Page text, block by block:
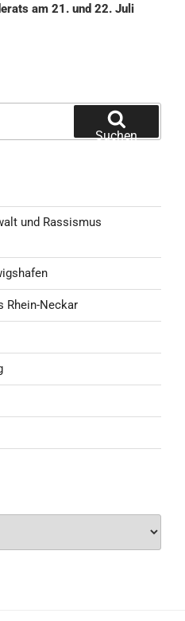
am 21. und 22. Juli
Suchen
und Rassismus
Rhein-Neckar